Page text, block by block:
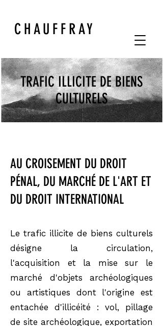
CHAUFFRAY
TRAFIC ILLICITE DE BIENS
CULTURELS
AU CROISEMENT DU DROIT
PÉNAL, DU MARCHÉ DE L'ART ET
DU DROIT INTERNATIONAL
Le trafic illicite de biens culturels
désigne la circulation,
l'acquisition et la mise sur le
marché d'objets archéologiques
ou artistiques dont l'origine est
entachée d'illicéité : vol, pillage
de site archéologique, exportation